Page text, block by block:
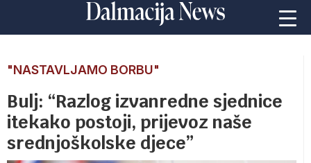
"NASTAVLJAMO BORBU"
Bulj: “Razlog izvanredne sjednice
itekako postoji, prijevoz naše
srednjoškolske djece”